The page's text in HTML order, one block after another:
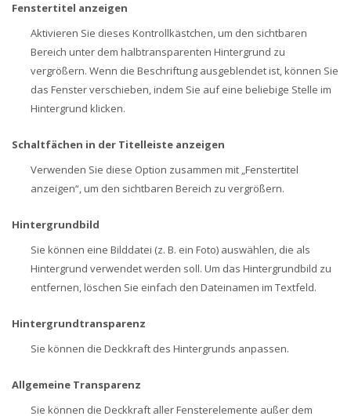
Fenstertitel anzeigen
Aktivieren Sie dieses Kontrollkästchen, um den sichtbaren
Bereich unter dem halbtransparenten Hintergrund zu
vergrößern. Wenn die Beschriftung ausgeblendet ist, können Sie
das Fenster verschieben, indem Sie auf eine beliebige Stelle im
Hintergrund klicken.
Schaltfächen in der Titelleiste anzeigen
Verwenden Sie diese Option zusammen mit „Fenstertitel
anzeigen“, um den sichtbaren Bereich zu vergrößern.
Hintergrundbild
Sie können eine Bilddatei (z. B. ein Foto) auswählen, die als
Hintergrund verwendet werden soll. Um das Hintergrundbild zu
entfernen, löschen Sie einfach den Dateinamen im Textfeld.
Hintergrundtransparenz
Sie können die Deckkraft des Hintergrunds anpassen.
Allgemeine Transparenz
Sie können die Deckkraft aller Fensterelemente außer dem